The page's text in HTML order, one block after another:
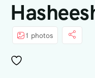
1 photos